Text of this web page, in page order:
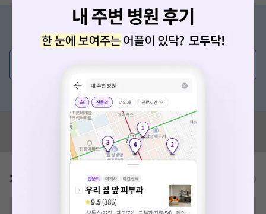
증상/치료, 궁금한 점이 있나요?
의사가 직접 답해드려요!
혹은, 의료상담 서비스에 다양한 게시글 보러가기
혹시 잘못된 병원정보가 있나요?
모두닥 팀에 알려주세요!
가격표
비급여 항목의 경우,추가비용 등으로 실제 가격과 상이할 수 있으니, 정확